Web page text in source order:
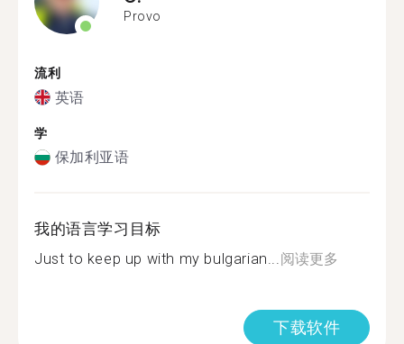
Provo
流利
英语
学
保加利亚语
我的语言学习目标
Just to keep up with my bulgarian...阅读更多
下载软件